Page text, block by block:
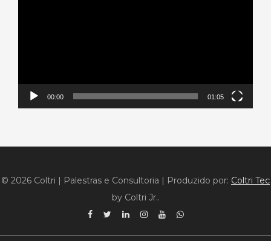
00:00 01:05
© 2026 Coltri | Palestras e Consultoria | Produzido por: Coltri Tec
by Coltri Jr..
Facebook
TwitterLinkedinInstagram
YouTubeWhatsApp